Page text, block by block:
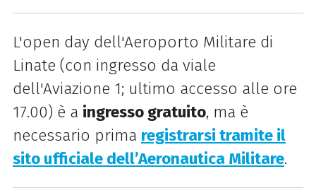
L'open day dell'Aeroporto Militare di
Linate (con ingresso da viale
dell'Aviazione 1; ultimo accesso alle ore
17.00) è a ingresso gratuito, ma è
necessario prima registrarsi tramite il
sito ufficiale dell’Aeronautica Militare.